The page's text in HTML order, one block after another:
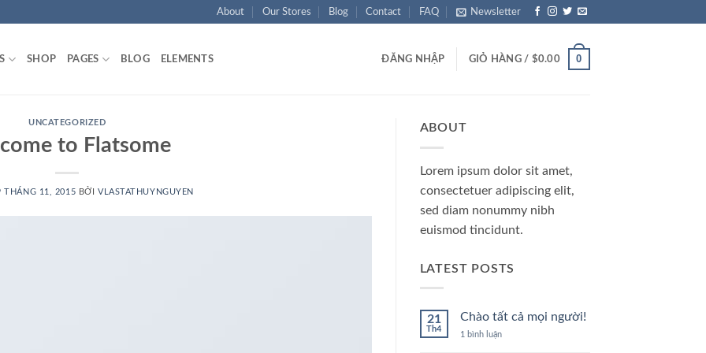
About Our Stores Blog Contact FAQ Newsletter
SHOP PAGES BLOG ELEMENTS ĐĂNG NHẬP GIỎ HÀNG / $0.00 0
UNCATEGORIZED
to Flatsome
THÁNG 11, 2015 BỞI VLASTATHUYNGUYEN
ABOUT
Lorem ipsum dolor sit amet,
consectetuer adipiscing elit,
sed diam nonummy nibh
euismod tincidunt.
LATEST POSTS
21
Th4
Chào tất cả mọi người!
1 bình luậnở